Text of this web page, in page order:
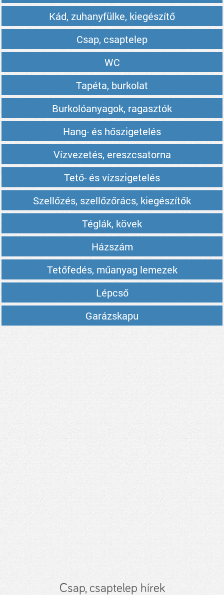
Kád, zuhanyfülke, kiegészítő
Csap, csaptelep
WC
Tapéta, burkolat
Burkolóanyagok, ragasztók
Hang- és hőszigetelés
Vízvezetés, ereszcsatorna
Tető- és vízszigetelés
Szellőzés, szellőzőrács, kiegészítők
Téglák, kövek
Házszám
Tetőfedés, műanyag lemezek
Lépcső
Garázskapu
Csap, csaptelep hírek